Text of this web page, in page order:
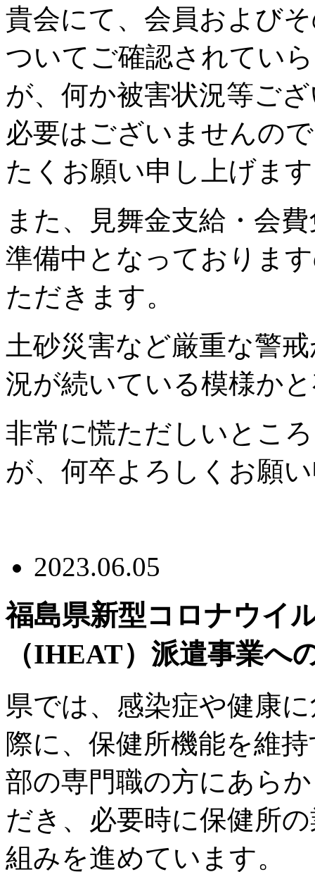
貴会にて、会員および
ついてご確認されてい
が、何か被害状況等ご
必要はございませんの
たくお願い申し上げま
また、見舞金支給・会
準備中となっておりま
ただきます。
土砂災害など厳重な警
況が続いている模様か
非常に慌ただしいとこ
が、何卒よろしくお願
2023.06.05
福島県新型コロナウイ
（IHEAT）派遣事業へ
県では、感染症や健康
際に、保健所機能を維
部の専門職の方にあら
だき、必要時に保健所
組みを進めています。